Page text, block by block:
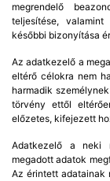
megrendelő
teljesítése,
későbbi bizonyítása
Az adatkezelő a
eltérő célokra nem
harmadik
törvény ettől
előzetes, kifejezett
Adatkezelő a neki
megadott adatok
Az érintett adatainak